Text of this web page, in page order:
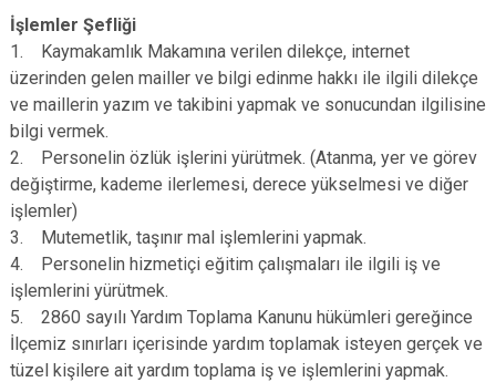
Derbent
Derebucak
Karatay
İşlemler Şefliği
1. Kaymakamlık Makamına verilen dilekçe, internet
üzerinden gelen mailler ve bilgi edinme hakkı ile ilgili dilekçe
ve maillerin yazım ve takibini yapmak ve sonucundan ilgilisine
bilgi vermek.
2. Personelin özlük işlerini yürütmek. (Atanma, yer ve görev
değiştirme, kademe ilerlemesi, derece yükselmesi ve diğer
işlemler)
3. Mutemetlik, taşınır mal işlemlerini yapmak.
4. Personelin hizmetiçi eğitim çalışmaları ile ilgili iş ve
işlemlerini yürütmek.
5. 2860 sayılı Yardım Toplama Kanunu hükümleri gereğince
İlçemiz sınırları içerisinde yardım toplamak isteyen gerçek ve
tüzel kişilere ait yardım toplama iş ve işlemlerini yapmak.